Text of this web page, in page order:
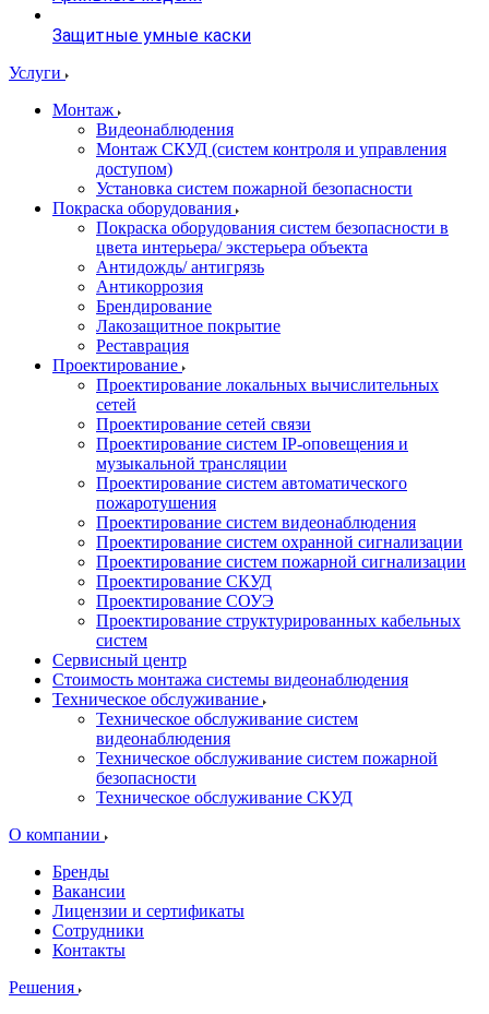
Защитные умные каски
Услуги
Монтаж
Видеонаблюдения
Монтаж СКУД (систем контроля и управления
доступом)
Установка систем пожарной безопасности
Покраска оборудования
Покраска оборудования систем безопасности в
цвета интерьера/ экстерьера объекта
Антидождь/ антигрязь
Антикоррозия
Брендирование
Лакозащитное покрытие
Реставрация
Проектирование
Проектирование локальных вычислительных
сетей
Проектирование сетей связи
Проектирование систем IP-оповещения и
музыкальной трансляции
Проектирование систем автоматического
пожаротушения
Проектирование систем видеонаблюдения
Проектирование систем охранной сигнализации
Проектирование систем пожарной сигнализации
Проектирование СКУД
Проектирование СОУЭ
Проектирование структурированных кабельных
систем
Сервисный центр
Стоимость монтажа системы видеонаблюдения
Техническое обслуживание
Техническое обслуживание систем
видеонаблюдения
Техническое обслуживание систем пожарной
безопасности
Техническое обслуживание СКУД
О компании
Бренды
Вакансии
Лицензии и сертификаты
Сотрудники
Контакты
Решения